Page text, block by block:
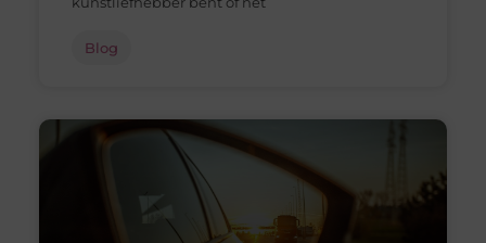
Blog